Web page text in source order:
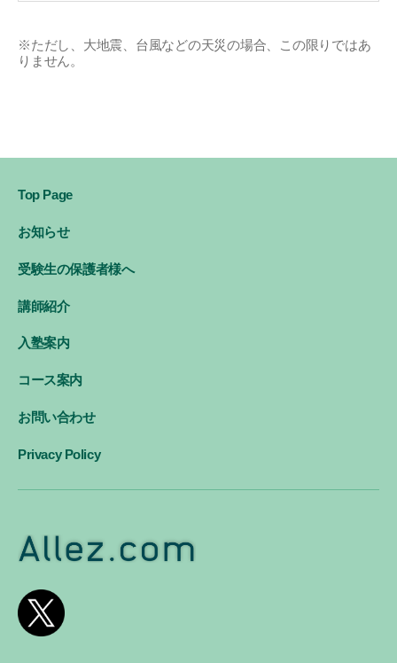
※ただし、大地震、台風などの天災の場合、この限りではあ
りません。
Top Page
お知らせ
受験生の保護者様へ
講師紹介
入塾案内
コース案内
お問い合わせ
Privacy Policy